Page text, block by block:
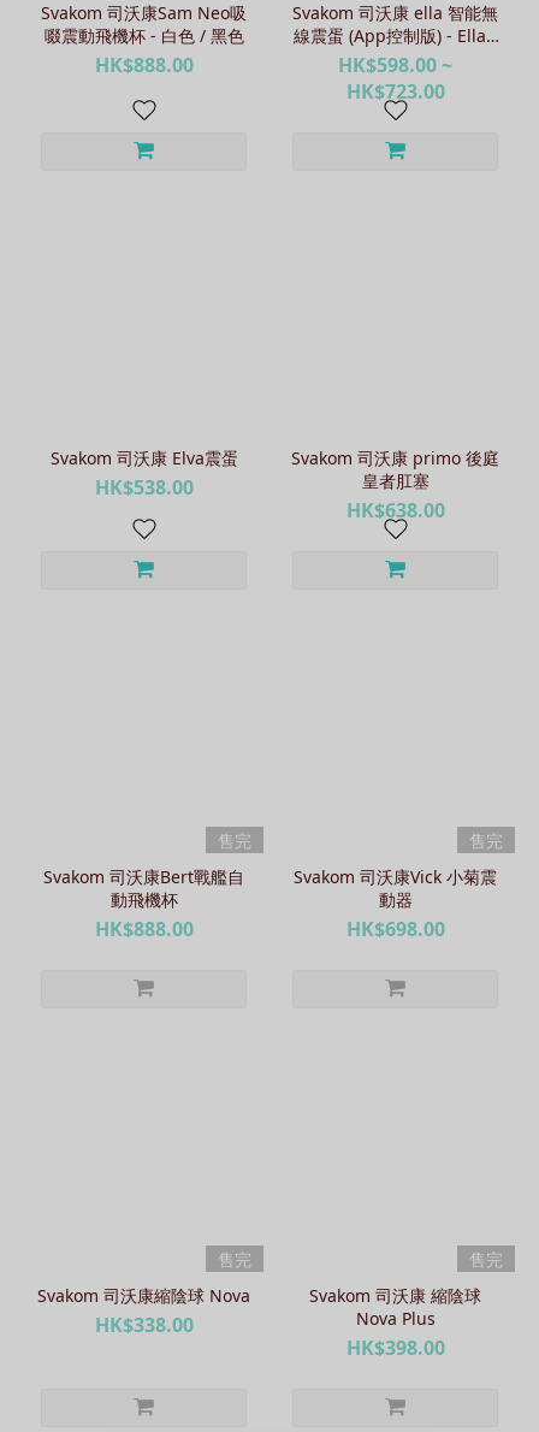
Svakom 司沃康Sam Neo吸
啜震動飛機杯 - 白色 / 黑色
HK$888.00
Svakom 司沃康 ella 智能無
線震蛋 (App控制版) - Ella /
Ella Neo
HK$598.00 ~
HK$723.00
Svakom 司沃康 Elva震蛋
HK$538.00
Svakom 司沃康 primo 後庭
皇者肛塞
HK$638.00
售完
Svakom 司沃康Bert戰艦自
動飛機杯
HK$888.00
售完
Svakom 司沃康Vick 小菊震
動器
HK$698.00
售完
Svakom 司沃康縮陰球 Nova
HK$338.00
售完
Svakom 司沃康 縮陰球
Nova Plus
HK$398.00